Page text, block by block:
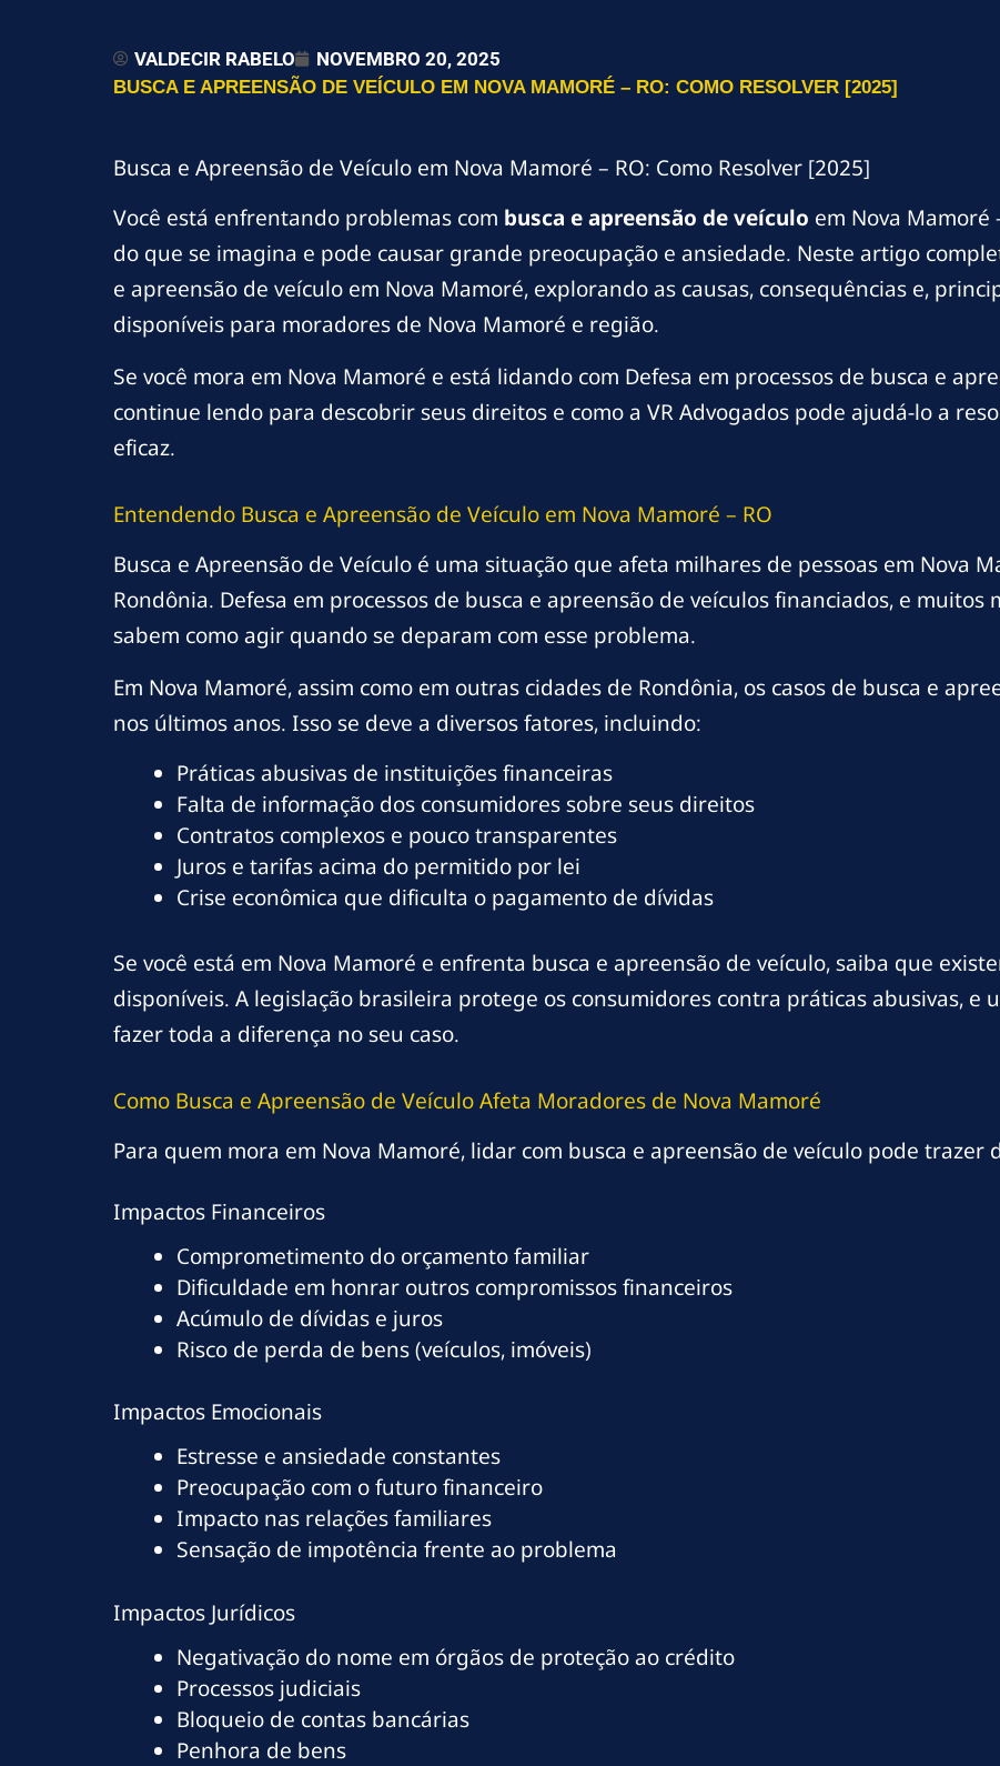
VALDECIR RABELO NOVEMBRO 20, 2025
BUSCA E APREENSÃO DE VEÍCULO EM NOVA MAMORÉ – RO: COMO RESOLVER [2025]
Busca e Apreensão de Veículo em Nova Mamoré – RO: Como Resolver [2025]
Você está enfrentando problemas com busca e apreensão de veículo em Nova Mamoré
do que se imagina e pode causar grande preocupação e ansiedade. Neste artigo
e apreensão de veículo em Nova Mamoré, explorando as causas, consequências e,
disponíveis para moradores de Nova Mamoré e região.
Se você mora em Nova Mamoré e está lidando com Defesa em processos de busca e
continue lendo para descobrir seus direitos e como a VR Advogados pode ajudá-lo a
eficaz.
Entendendo Busca e Apreensão de Veículo em Nova Mamoré – RO
Busca e Apreensão de Veículo é uma situação que afeta milhares de pessoas em Nova
Rondônia. Defesa em processos de busca e apreensão de veículos financiados, e
sabem como agir quando se deparam com esse problema.
Em Nova Mamoré, assim como em outras cidades de Rondônia, os casos de busca e
nos últimos anos. Isso se deve a diversos fatores, incluindo:
Práticas abusivas de instituições financeiras
Falta de informação dos consumidores sobre seus direitos
Contratos complexos e pouco transparentes
Juros e tarifas acima do permitido por lei
Crise econômica que dificulta o pagamento de dívidas
Se você está em Nova Mamoré e enfrenta busca e apreensão de veículo, saiba que
disponíveis. A legislação brasileira protege os consumidores contra práticas abusivas, e
fazer toda a diferença no seu caso.
Como Busca e Apreensão de Veículo Afeta Moradores de Nova Mamoré
Para quem mora em Nova Mamoré, lidar com busca e apreensão de veículo pode trazer
Impactos Financeiros
Comprometimento do orçamento familiar
Dificuldade em honrar outros compromissos financeiros
Acúmulo de dívidas e juros
Risco de perda de bens (veículos, imóveis)
Impactos Emocionais
Estresse e ansiedade constantes
Preocupação com o futuro financeiro
Impacto nas relações familiares
Sensação de impotência frente ao problema
Impactos Jurídicos
Negativação do nome em órgãos de proteção ao crédito
Processos judiciais
Bloqueio de contas bancárias
Penhora de bens